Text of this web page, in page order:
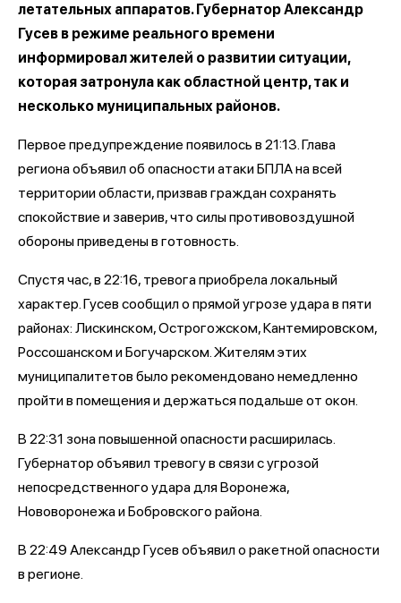
летательных аппаратов. Губернатор Александр
Гусев в режиме реального времени
информировал жителей о развитии ситуации,
которая затронула как областной центр, так и
несколько муниципальных районов.
Первое предупреждение появилось в 21:13. Глава
региона объявил об опасности атаки БПЛА на всей
территории области, призвав граждан сохранять
спокойствие и заверив, что силы противовоздушной
обороны приведены в готовность.
Спустя час, в 22:16, тревога приобрела локальный
характер. Гусев сообщил о прямой угрозе удара в пяти
районах: Лискинском, Острогожском, Кантемировском,
Россошанском и Богучарском. Жителям этих
муниципалитетов было рекомендовано немедленно
пройти в помещения и держаться подальше от окон.
В 22:31 зона повышенной опасности расширилась.
Губернатор объявил тревогу в связи с угрозой
непосредственного удара для Воронежа,
Нововоронежа и Бобровского района.
В 22:49 Александр Гусев объявил о ракетной опасности
в регионе.